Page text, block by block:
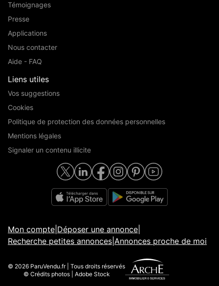
Témoignages
Presse
Applications
Nous contacter
Aide - FAQ
Liens utiles
Vos suggestions
Cookies
Politique de protection des données personnelles
Mentions légales
Signaler un contenu illicite
Mon compte Déposer une annonce
Recherche petites annonces Annonces proche de moi
© 2026 ParuVendu.fr | Tous droits réservés
© Crédits photos | Adobe Stock